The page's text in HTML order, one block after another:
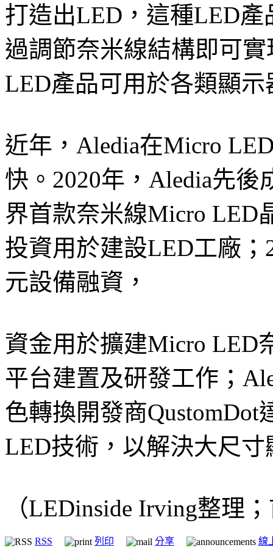
打造出LED，這種LED
過調節奈米線結構即可
LED產品可用於各類顯示
近年，Aledia在Micro
快。2020年，Aledia先
界首款奈米線Micro LED
投資用於建設LED工廠；
元設備融資，
資金用於擴建Micro LED
平台建置及研發工作；
色轉換開發商
LED技術，以解決大尺
（LEDinside Irving整理
RSS 列印 分享 線